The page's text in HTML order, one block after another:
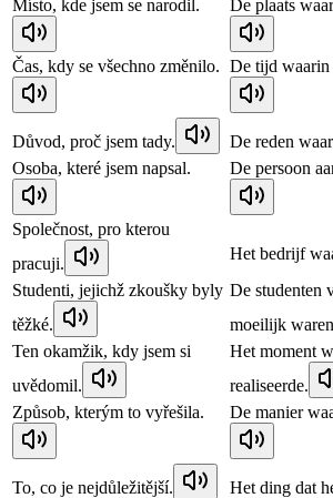
Místo, kde jsem se narodil. De plaats
Čas, kdy se všechno změnilo. De tijd waarin
Důvod, proč jsem tady.
De reden
Osoba, které jsem napsal.
De persoon
Společnost, pro kterou
pracuji.
Het bedrijf
Studenti, jejichž zkoušky byly
těžké.
De studenten
moeilijk
Ten okamžik, kdy jsem si
uvědomil.
Het moment
realiseerde.
Způsob, kterým to vyřešila.
De manier
To, co je nejdůležitější. Het ding dat